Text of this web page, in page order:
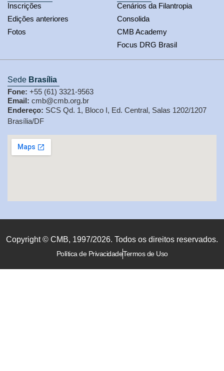
Inscrições
Edições anteriores
Fotos
Cenários da Filantropia
Consolida
CMB Academy
Focus DRG Brasil
Sede Brasília
Fone: +55 (61) 3321-9563
Email: cmb@cmb.org.br
Endereço: SCS Qd. 1, Bloco I, Ed. Central, Salas 1202/1207
Brasília/DF
Copyright © CMB, 1997/2026. Todos os direitos reservados.
Política de PrivacidadeTermos de Uso